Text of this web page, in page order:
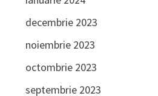
decembrie 2023
noiembrie 2023
octombrie 2023
septembrie 2023